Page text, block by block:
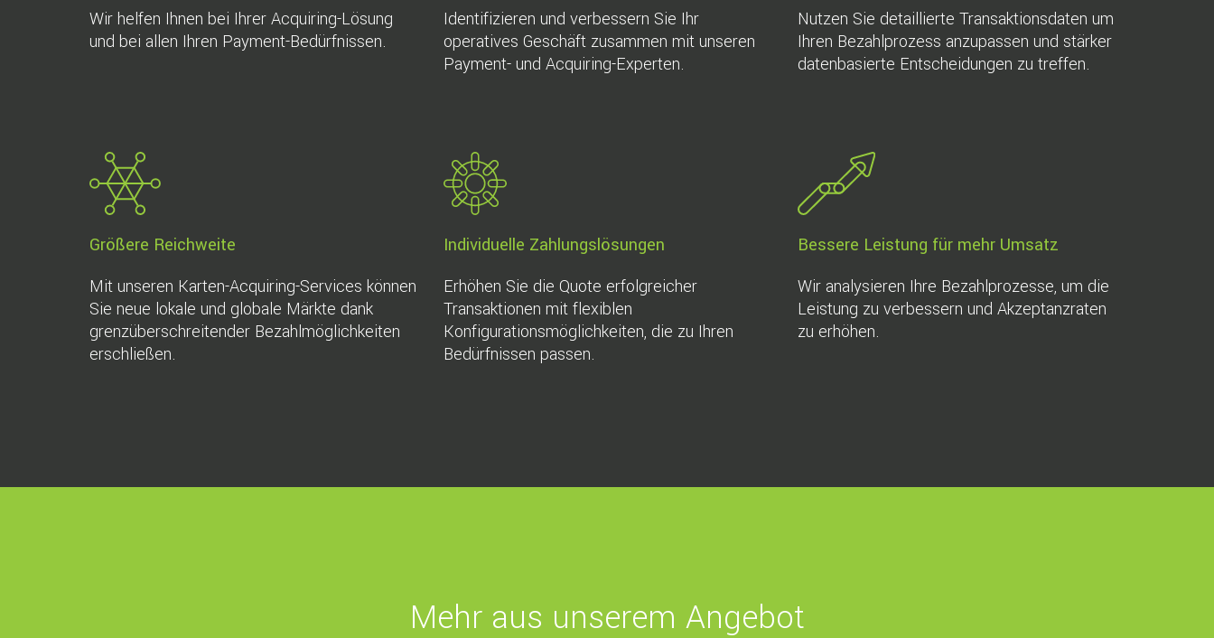
Wir helfen Ihnen bei Ihrer Acquiring-Lösung
und bei allen Ihren Payment-Bedürfnissen.
Identifizieren und verbessern Sie Ihr
operatives Geschäft zusammen mit unseren
Payment- und Acquiring-Experten.
Nutzen Sie detaillierte Transaktionsdaten um
Ihren Bezahlprozess anzupassen und stärker
datenbasierte Entscheidungen zu treffen.
Größere Reichweite
Mit unseren Karten-Acquiring-Services können
Sie neue lokale und globale Märkte dank
grenzüberschreitender Bezahlmöglichkeiten
erschließen.
Individuelle Zahlungslösungen
Erhöhen Sie die Quote erfolgreicher
Transaktionen mit flexiblen
Konfigurationsmöglichkeiten, die zu Ihren
Bedürfnissen passen.
Bessere Leistung für mehr Umsatz
Wir analysieren Ihre Bezahlprozesse, um die
Leistung zu verbessern und Akzeptanzraten
zu erhöhen.
Mehr aus unserem Angebot